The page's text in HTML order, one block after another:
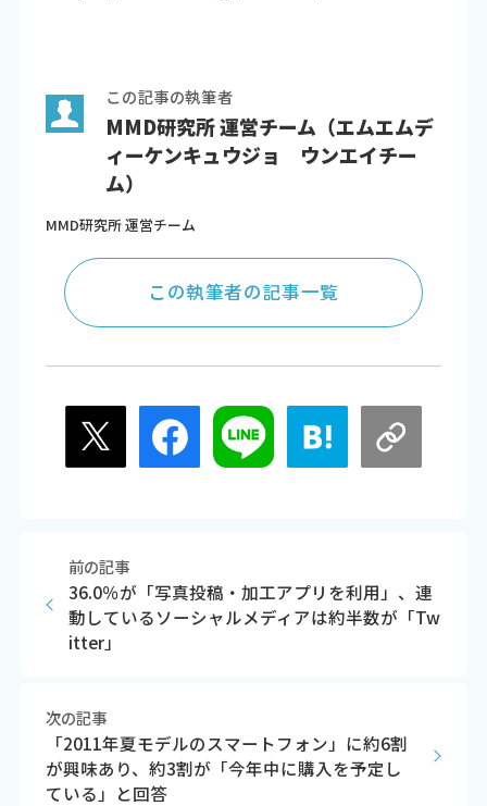
この記事の執筆者
MMD研究所 運営チーム（エムエムデ
ィーケンキュウジョ ウンエイチー
ム）
MMD研究所 運営チーム
この執筆者の記事一覧
前の記事
36.0％が「写真投稿・加工アプリを利用」、連
動しているソーシャルメディアは約半数が「Tw
itter」
次の記事
「2011年夏モデルのスマートフォン」に約6割
が興味あり、約3割が「今年中に購入を予定し
ている」と回答